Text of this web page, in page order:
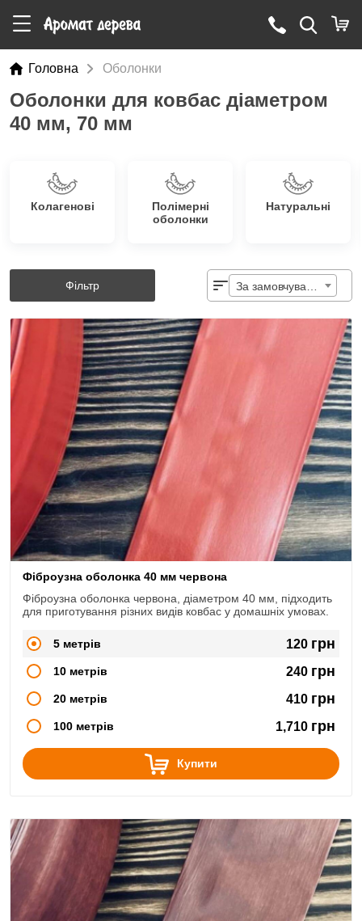
Головна Оболонки
Оболонки для ковбас діаметром
40 мм, 70 мм
Колагенові
Полімерні
оболонки
Натуральні
Фільтр
Фіброузна оболонка 40 мм червона
Фіброузна оболонка червона, діаметром 40 мм, підходить
для приготування різних видів ковбас у домашніх умовах.
5 метрів 120 грн
10 метрів 240 грн
20 метрів 410 грн
100 метрів 1,710 грн
Купити